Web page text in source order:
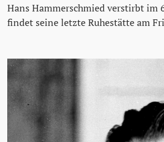
Hans Hammerschmied verstirbt im
findet seine letzte Ruhestätte am